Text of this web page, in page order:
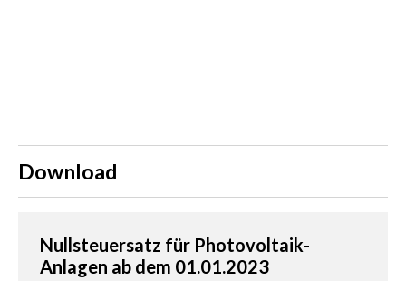
Download
Nullsteuersatz für Photovoltaik-
Anlagen ab dem 01.01.2023